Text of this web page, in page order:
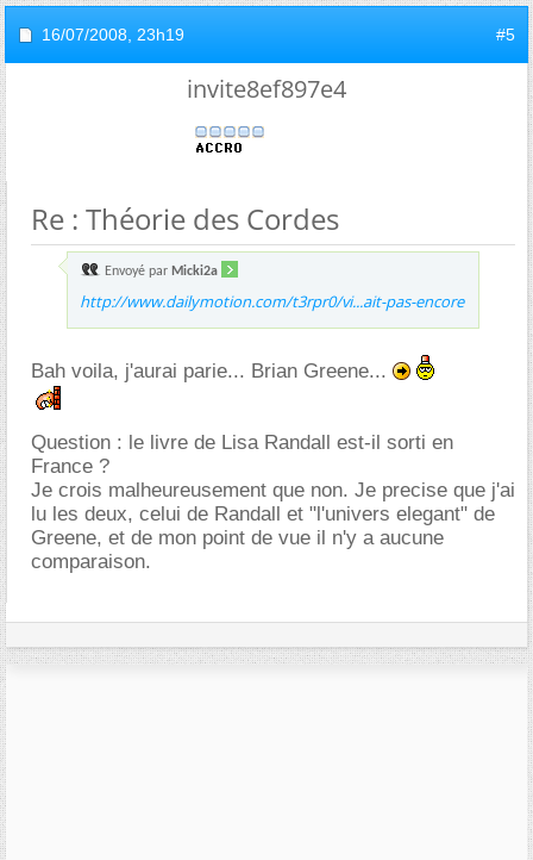
16/07/2008, 23h19 #5
invite8ef897e4
Re : Théorie des Cordes
Envoyé par Micki2a
http://www.dailymotion.com/t3rpr0/vi...ait-pas-encore
Bah voila, j'aurai parie... Brian Greene...
Question : le livre de Lisa Randall est-il sorti en
France ?
Je crois malheureusement que non. Je precise que j'ai
lu les deux, celui de Randall et "l'univers elegant" de
Greene, et de mon point de vue il n'y a aucune
comparaison.